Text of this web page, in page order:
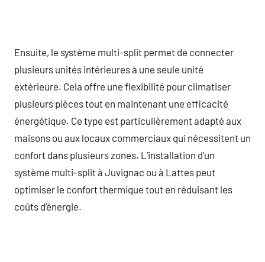
Ensuite, le système multi-split permet de connecter
plusieurs unités intérieures à une seule unité
extérieure. Cela offre une flexibilité pour climatiser
plusieurs pièces tout en maintenant une efficacité
énergétique. Ce type est particulièrement adapté aux
maisons ou aux locaux commerciaux qui nécessitent un
confort dans plusieurs zones. L’installation d’un
système multi-split à Juvignac ou à Lattes peut
optimiser le confort thermique tout en réduisant les
coûts d’énergie.